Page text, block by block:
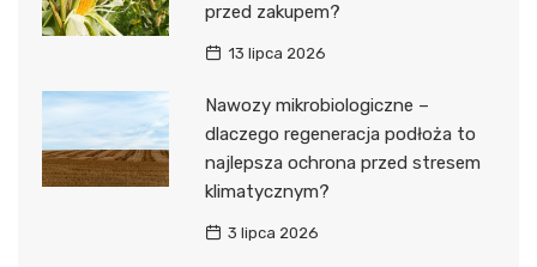
przed zakupem?
13 lipca 2026
Nawozy mikrobiologiczne –
dlaczego regeneracja podłoża to
najlepsza ochrona przed stresem
klimatycznym?
3 lipca 2026